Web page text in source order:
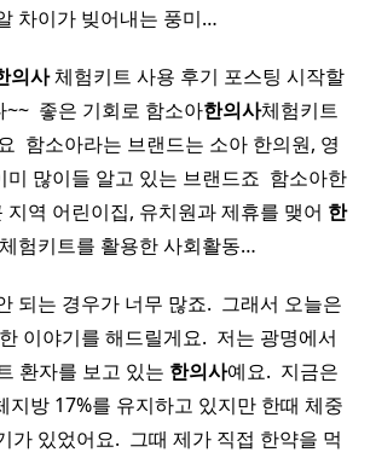
차이가 빚어내는 풍미…
의사체험키트 사용 후기 포스팅 시작할
좋은 기회로 함소아한의사체험키트
함소아라는 브랜드는 소아 한의원, 영
미 많이들 알고 있는 브랜드죠 ​ 함소아한
지역 어린이집, 유치원과 제휴를 맺어 한
험키트를 활용한 사회활동…
되는 경우가 너무 많죠. ​ 그래서 오늘은
이야기를 해드릴게요. ​ 저는 광명에서
환자를 보고 있는 한의사예요. ​ 지금은
지방 17%를 유지하고 있지만 한때 체중
가 있었어요. ​ 그때 제가 직접 한약을 먹